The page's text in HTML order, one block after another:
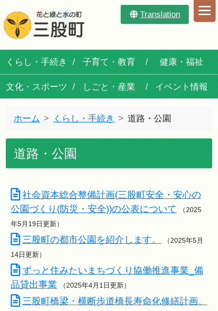
Translation
くらし・手続き 子育て・教育 健康・福祉
文化・スポーツ しごと・産業 イベント情報
ホーム くらし・手続き 道路・公園
道路・公園
社会資本総合整備計画(三股町安全・安心の
公園づくり(防災・安全))の公表について
（2025
年5月19日更新）
三股町の都市公園を紹介します。
（2025年5月
14日更新）
ずっと住みたいまちづくり協働推進事業_備
品貸出事業
（2025年4月1日更新）
三股町橋梁・横断歩道橋長寿命化修繕計画、